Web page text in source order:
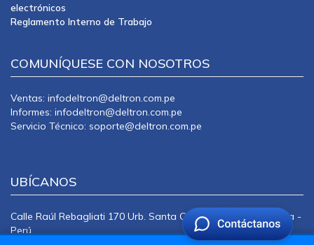
electrónicos
Reglamento Interno de Trabajo
COMUNÍQUESE CON NOSOTROS
Ventas: infodeltron@deltron.com.pe
Informes: infodeltron@deltron.com.pe
Servicio Técnico: soporte@deltron.com.pe
UBÍCANOS
Calle Raúl Rebagliati 170 Urb. Santa Catalina La Victoria Lima -
Perú